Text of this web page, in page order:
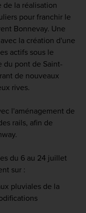
de la réalisation
pour franchir le
Bonnevay. Une
la création d'une
actifs sous le
du pont de Saint-
de nouveaux
rives.
l'aménagement de
rails, afin de
du 6 au 24 juillet
sur :
pluviales de la